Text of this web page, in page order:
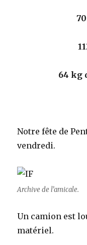
64 kg
Notre fête de
vendredi.
Archive de l’amicale.
Un camion est
matériel.